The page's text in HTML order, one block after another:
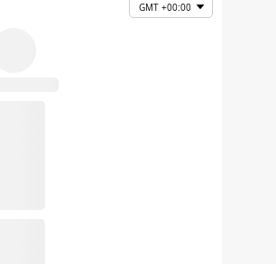
GMT +00:00